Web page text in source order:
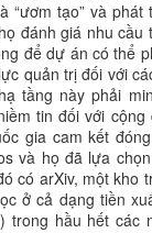
“ươm tạo” và
đánh giá nhu cầu
để dự án có thể
quản trị đối với
tầng này phải
tin đối với cộng
gia cam kết
và họ đã lựa
có arXiv, một kho
ở cả dạng tiền
trong hầu hết các